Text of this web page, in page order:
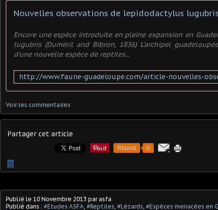
Encore une espèce introduite en pleine expansion en
lugubris (Duméril and Bibron, 1836) L'archipel
d'une nouvelle espèce de reptiles...
Voir les commentaires
Partager cet article
Repost 0
…
Publié le 10 Novembre 2013 par asfa
Publié dans : #Etudes ASFA #Reptiles #Lézards #Espèces menacées en